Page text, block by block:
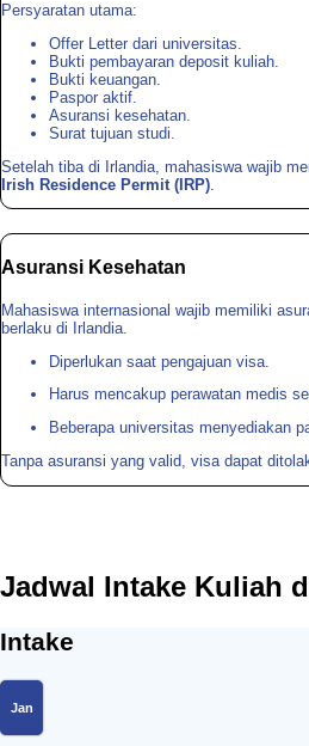
Persyaratan utama:
Offer Letter dari universitas.
Bukti pembayaran deposit kuliah.
Bukti keuangan.
Paspor aktif.
Asuransi kesehatan.
Surat tujuan studi.
Setelah tiba di Irlandia, mahasiswa wajib
Irish Residence Permit (IRP)
Asuransi Kesehatan
Mahasiswa internasional wajib memiliki
berlaku di Irlandia.
Diperlukan saat pengajuan visa.
Harus mencakup perawatan medis
Beberapa universitas menyediakan
Tanpa asuransi yang valid, visa dapat
Jadwal Intake Kuliah
Intake
Jan